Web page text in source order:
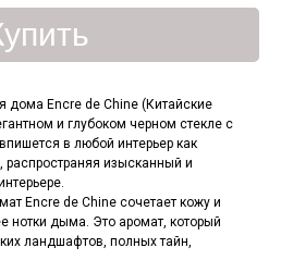
дома Encre de Chine (Китайские
и глубоком черном стекле с
в любой интерьер как
изысканный и
Encre de Chine сочетает кожу и
нотки дыма. Это аромат, который
ландшафтов, полных тайн,